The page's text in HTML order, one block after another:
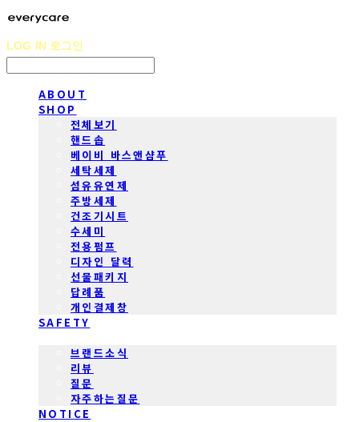
LOG IN 로그인
ABOUT
SHOP
전체보기
핸드솝
베이비 바스앤샴푸
세탁세제
섬유유연제
주방세제
건조기시트
수세미
전용펌프
디자인 달력
선물패키지
답례품
개인결제창
SAFETY
브랜드소식
리뷰
질문
자주하는질문
NOTICE